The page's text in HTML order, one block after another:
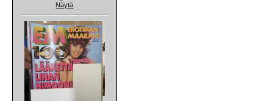
Näytä